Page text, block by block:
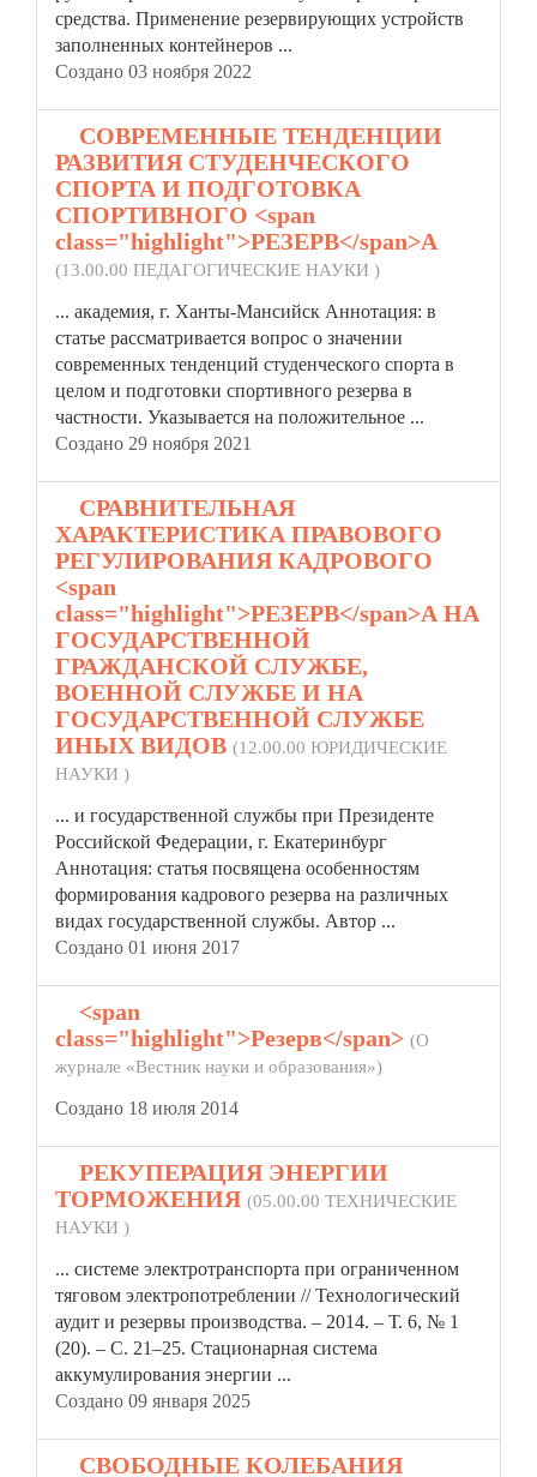
средства. Применение резервирующих устройств
заполненных контейнеров ...
Создано 03 ноября 2022
СОВРЕМЕННЫЕ ТЕНДЕНЦИИ
РАЗВИТИЯ СТУДЕНЧЕСКОГО
СПОРТА И ПОДГОТОВКА
СПОРТИВНОГО <span
class="highlight">РЕЗЕРВ</span>А
(13.00.00 ПЕДАГОГИЧЕСКИЕ НАУКИ )
... академия, г. Ханты-Мансийск Аннотация: в
статье рассматривается вопрос о значении
современных тенденций студенческого спорта в
целом и подготовки спортивного резерва в
частности. Указывается на положительное ...
Создано 29 ноября 2021
СРАВНИТЕЛЬНАЯ
ХАРАКТЕРИСТИКА ПРАВОВОГО
РЕГУЛИРОВАНИЯ КАДРОВОГО
<span
class="highlight">РЕЗЕРВ</span>А НА
ГОСУДАРСТВЕННОЙ
ГРАЖДАНСКОЙ СЛУЖБЕ,
ВОЕННОЙ СЛУЖБЕ И НА
ГОСУДАРСТВЕННОЙ СЛУЖБЕ
ИНЫХ ВИДОВ (12.00.00 ЮРИДИЧЕСКИЕ
НАУКИ )
... и государственной службы при Президенте
Российской Федерации, г. Екатеринбург
Аннотация: статья посвящена особенностям
формирования кадрового резерва на различных
видах государственной службы. Автор ...
Создано 01 июня 2017
<span
class="highlight">Резерв</span> (О
журнале «Вестник науки и образования»)
Создано 18 июля 2014
РЕКУПЕРАЦИЯ ЭНЕРГИИ
ТОРМОЖЕНИЯ (05.00.00 ТЕХНИЧЕСКИЕ
НАУКИ )
... системе электротранспорта при ограниченном
тяговом электропотреблении // Технологический
аудит и резервы производства. – 2014. – Т. 6, № 1
(20). – С. 21–25. Стационарная система
аккумулирования энергии ...
Создано 09 января 2025
СВОБОДНЫЕ КОЛЕБАНИЯ